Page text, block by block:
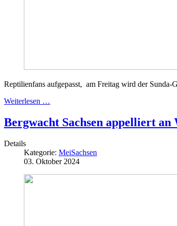
Reptilienfans aufgepasst, am Freitag wird der
Weiterlesen …
Bergwacht Sachsen appelliert
Details
Kategorie: MeiSachsen
03. Oktober 2024